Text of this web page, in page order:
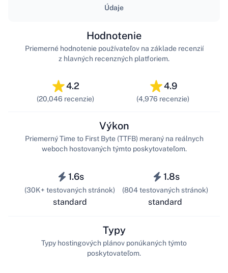
Údaje
4.2
(20,046 recenzie)
Hodnotenie
Priemerné hodnotenie používateľov na základe recenzií
z hlavných recenzných platforiem.
4.9
(4,976 recenzie)
1.6s
(30K+ testovaných stránok)
standard
Výkon
Priemerný Time to First Byte (TTFB) meraný na reálnych
weboch hostovaných týmto poskytovateľom.
1.8s
(804 testovaných stránok)
standard
Typy
Typy hostingových plánov ponúkaných týmto
poskytovateľom.